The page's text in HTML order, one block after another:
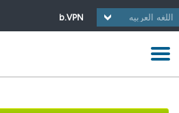
b.VPN